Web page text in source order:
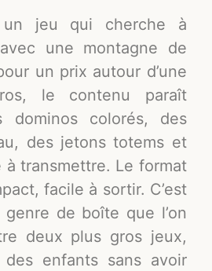
un jeu qui cherche à
une montagne de
un prix autour d’une
le contenu paraît
dominos colorés, des
des jetons totems et
transmettre. Le format
facile à sortir. C’est
de boîte que l’on
deux plus gros jeux,
enfants sans avoir